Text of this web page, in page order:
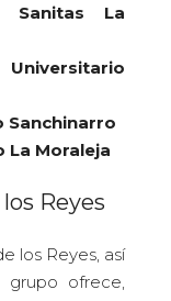
Sanitas La
Sanchinarro
La Moraleja
Reyes
los Reyes, así
ofrece,